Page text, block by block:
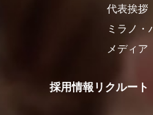
代表挨拶
ミラノ・
メディア
採用情報リクルート